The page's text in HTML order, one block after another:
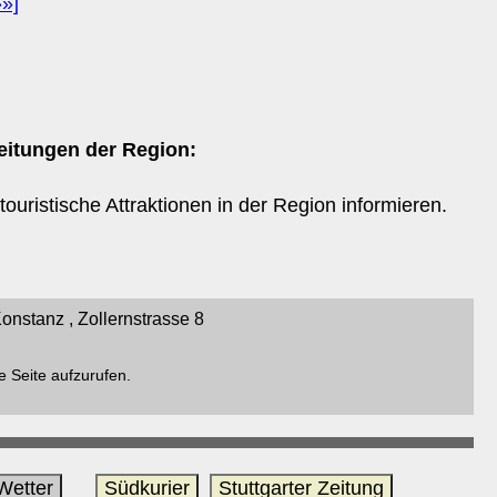
der Region:
Attraktionen in der Region informieren.
, Zollernstrasse 8
Seite aufzurufen.